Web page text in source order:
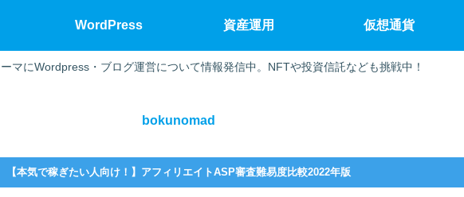
マにWordpress・ブログ運営について情報発信中。NFTや投資信託なども挑戦中！
bokunomad
WordPress 資産運用 仮想通貨
【本気で稼ぎたい人向け！】アフィリエイトASP審査難易度比較2022年版